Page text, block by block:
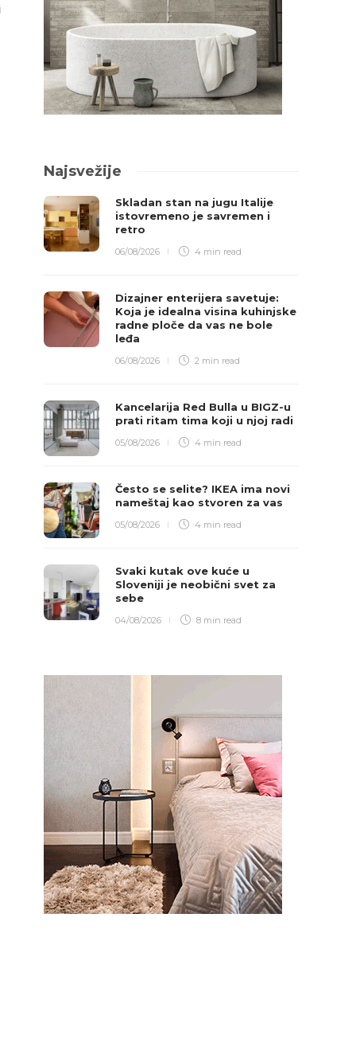
Najsvežije
Skladan stan na jugu Italije
istovremeno je savremen i
retro
06/08/2026 4 min read
Dizajner enterijera savetuje:
Koja je idealna visina kuhinjske
radne ploče da vas ne bole
leđa
06/08/2026 2 min read
Kancelarija Red Bulla u BIGZ-u
prati ritam tima koji u njoj radi
05/08/2026 4 min read
Često se selite? IKEA ima novi
nameštaj kao stvoren za vas
05/08/2026 4 min read
Svaki kutak ove kuće u
Sloveniji je neobični svet za
sebe
04/08/2026 8 min read